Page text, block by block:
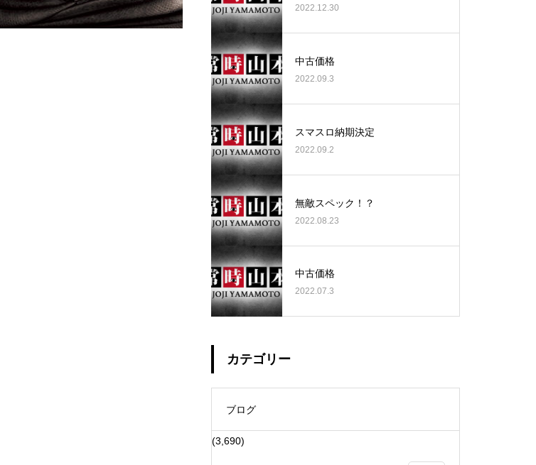
パンドラ横須賀店様 ゴールデンセンター様
2022.12.30
中古価格
2022.09.3
スマスロ納期決定
2022.09.2
無敵スペック！？
2022.08.23
中古価格
2022.07.3
カテゴリー
ブログ
(3,690)